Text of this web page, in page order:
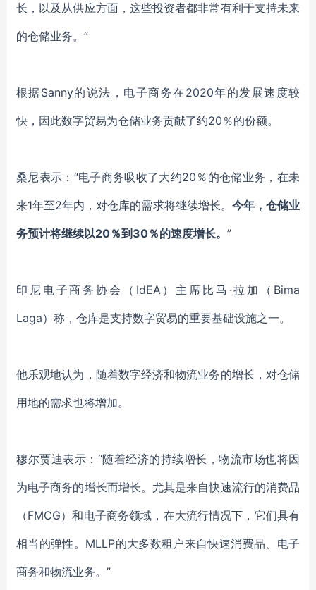
长，以及从供应方面，这些投资者都非常有利于支持未来
的仓储业务。”
根据Sanny的说法， 电子商务在 2020年的发展速度较
快，因此数字贸易为仓储业务贡献了约20％的份额。
桑尼表示 ： “电子商务吸收了大约20％的仓储业务，在未
来1年至2年内，对仓库的需求将继续增长。 今年，仓储业
务预计将继续以20％到30％的速度增长。 ”
印尼电子商务协会（ IdEA）主席比马·拉加（Bima
Laga）称，仓库是支持数字贸易的重要基础设施之一。
他乐观地认为，随着数字经济和物流业务的增长，对仓储
用地的需求也将增加。
穆尔贾迪表示： “随着经济的持续增长，物流市场也将因
为电子商务的增长而增长。尤其是来自快速流行的消费品
（FMCG）和电子商务领域，在大流行情况下，它们具有
相当的弹性。MLLP的大多数租户来自快速消费品、电子
商务和物流业务。”